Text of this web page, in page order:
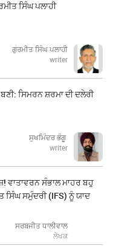
ਸਿੰਘ ਪਲਾਹੀ
ਗੁਰਮੀਤ ਸਿੰਘ ਪਲਾਹੀ
writer
ਸਿਮਰਨ ਸ਼ਰਮਾ ਦੀ ਦਲੇਰੀ
ਸੁਖਮਿੰਦਰ ਭੰਗੂ
writer
ਵਾਤਾਵਰਨ ਸੰਭਾਲ ਮਾਹਰ ਬਹੁ
ਸਿੰਘ ਸਮੁੰਦਰੀ (IFS) ਨੂੰ ਯਾਦ
ਸਰਬਜੀਤ ਧਾਲੀਵਾਲ
ਲੇਖਕ